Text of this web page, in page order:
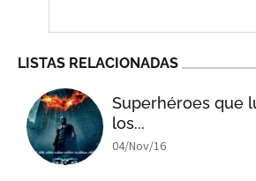
LISTAS RELACIONADAS
Superhéroes que
los...
04/Nov/16